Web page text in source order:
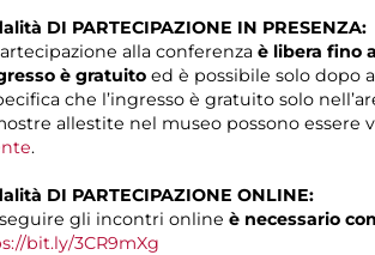
DI PARTECIPAZIONE IN PRESENZA:
alla conferenza è libera fino
è gratuito ed è possibile solo dopo
che l’ingresso è gratuito solo
allestite nel museo possono essere
.
DI PARTECIPAZIONE ONLINE:
gli incontri online è necessario
bit.ly/3CR9mXg